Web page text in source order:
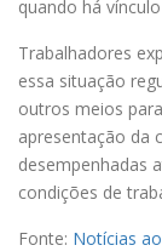
quando há
Trabalhadores
essa situação
outros meios
apresentação da
desempenhadas
condições de
Fonte: Notícias